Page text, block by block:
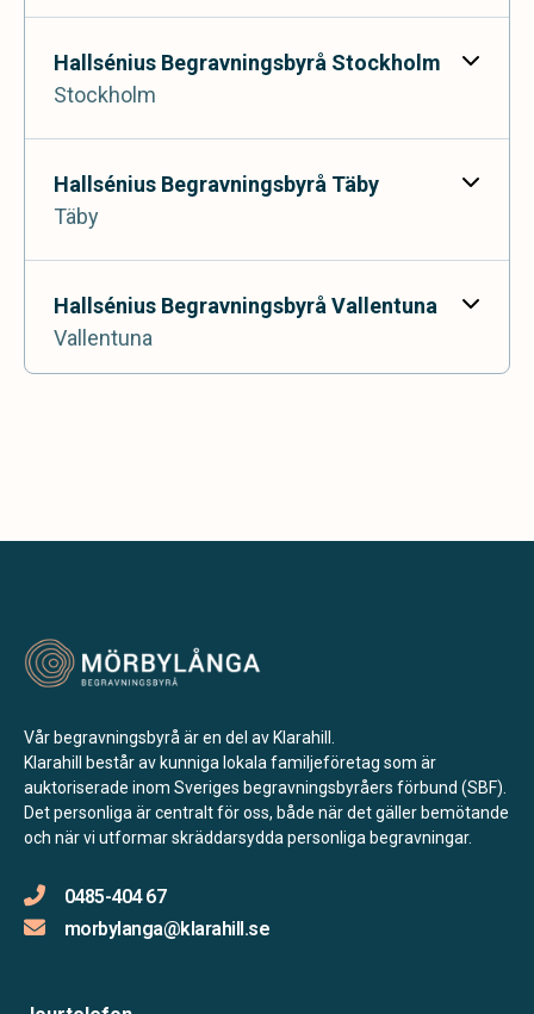
Stockholmsvägen 46,
Hallsénius Begravningsbyrå Stockholm
Stockholm
Odengatan 102,
Hallsénius Begravningsbyrå Täby
Täby
Biblioteksgången 2,
Hallsénius Begravningsbyrå Vallentuna
Vallentuna
184 30 Åkersberga
Hallsénius Begravningsbyrå Nacka
Sicklastråket 3,
131 54 Nacka
Hallsénius Begravningsbyrå Haninge
137 34 Västerhaninge
Hallsénius Begravningsbyrå Tyresö
Tyresö
Danderyd
Vår begravningsbyrå är en del av Klarahill.
Klarahill består av kunniga lokala familjeföretag som är
auktoriserade inom Sveriges begravningsbyråers förbund (SBF).
Det personliga är centralt för oss, både när det gäller bemötande
och när vi utformar skräddarsydda personliga begravningar.
0485-404 67
morbylanga@klarahill.se